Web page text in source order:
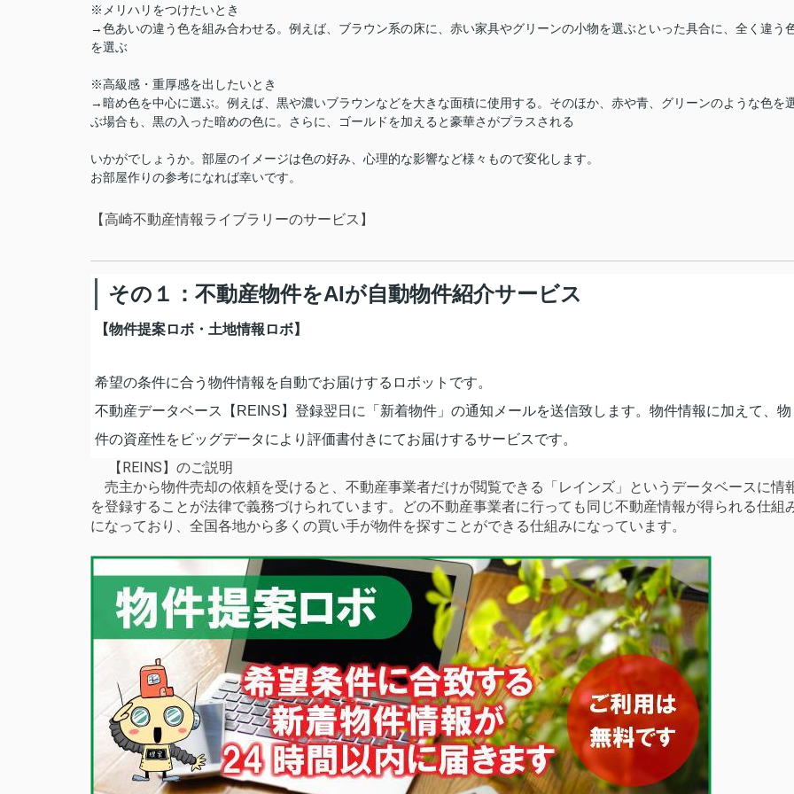
※メリハリをつけたいとき
→色あいの違う色を組み合わせる。例えば、ブラウン系の床に、赤い家具やグリーンの小物を選ぶといった具合に、全く違う
を選ぶ
※高級感・重厚感を出したいとき
→暗め色を中心に選ぶ。例えば、黒や濃いブラウンなどを大きな面積に使用する。そのほか、赤や青、グリーンのような色を
ぶ場合も、黒の入った暗めの色に。さらに、ゴールドを加えると豪華さがプラスされる
いかがでしょうか。部屋のイメージは色の好み、心理的な影響など様々もので変化します。
お部屋作りの参考になれば幸いです。
【高崎不動産情報ライブラリーのサービス】
その１：不動産物件をAIが自動物件紹介サービス
【物件提案ロボ・土地情報ロボ】
希望の条件に合う物件情報を自動でお届けするロボットです。
不動産データベース【REINS】登録翌日に「新着物件」の通知メールを送信致します。物件情報に加えて、物
件の資産性をビッグデータにより評価書付きにてお届けするサービスです。
【REINS】のご説明
売主から物件売却の依頼を受けると、不動産事業者だけが閲覧できる「レインズ」というデータベースに情
を登録することが法律で義務づけられています。どの不動産事業者に行っても同じ不動産情報が得られる仕組
になっており、全国各地から多くの買い手が物件を探すことができる仕組みになっています。